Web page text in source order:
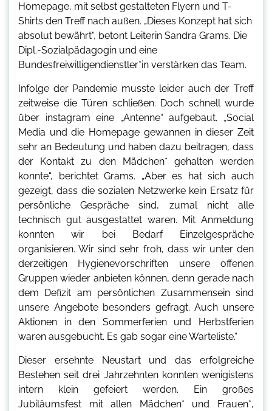
Homepage, mit selbst gestalteten Flyern und T-
Shirts den Treff nach außen. „Dieses Konzept hat sich
absolut bewährt“, betont Leiterin Sandra Grams. Die
Dipl.-Sozialpädagogin und eine
Bundesfreiwilligendienstler*in verstärken das Team.
Infolge der Pandemie musste leider auch der Treff
zeitweise die Türen schließen. Doch schnell wurde
über instagram eine „Antenne“ aufgebaut. „Social
Media und die Homepage gewannen in dieser Zeit
sehr an Bedeutung und haben dazu beitragen, dass
der Kontakt zu den Mädchen* gehalten werden
konnte“, berichtet Grams. „Aber es hat sich auch
gezeigt, dass die sozialen Netzwerke kein Ersatz für
persönliche Gespräche sind, zumal nicht alle
technisch gut ausgestattet waren. Mit Anmeldung
konnten wir bei Bedarf Einzelgespräche
organisieren. Wir sind sehr froh, dass wir unter den
derzeitigen Hygienevorschriften unsere offenen
Gruppen wieder anbieten können, denn gerade nach
dem Defizit am persönlichen Zusammensein sind
unsere Angebote besonders gefragt. Auch unsere
Aktionen in den Sommerferien und Herbstferien
waren ausgebucht. Es gab sogar eine Warteliste.“
Dieser ersehnte Neustart und das erfolgreiche
Bestehen seit drei Jahrzehnten konnten wenigistens
intern klein gefeiert werden. Ein großes
Jubiläumsfest mit allen Mädchen* und Frauen*,